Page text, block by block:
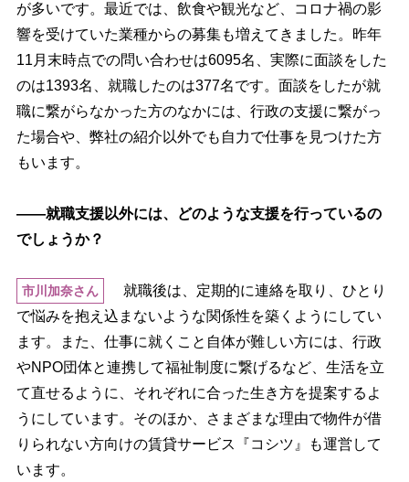
が多いです。最近では、飲食や観光など、コロナ禍の影
響を受けていた業種からの募集も増えてきました。昨年
11月末時点での問い合わせは6095名、実際に面談をした
のは1393名、就職したのは377名です。面談をしたが就
職に繋がらなかった方のなかには、行政の支援に繋がっ
た場合や、弊社の紹介以外でも自力で仕事を見つけた方
もいます。
――就職支援以外には、どのような支援を行っているの
でしょうか？
市川加奈さん
就職後は、定期的に連絡を取り、ひとり
で悩みを抱え込まないような関係性を築くようにしてい
ます。また、仕事に就くこと自体が難しい方には、行政
NPO団体と連携して福祉制度に繋げるなど、生活を立
て直せるように、それぞれに合った生き方を提案するよ
うにしています。そのほか、さまざまな理由で物件が借
りられない方向けの賃貸サービス『コシツ』も運営して
います。